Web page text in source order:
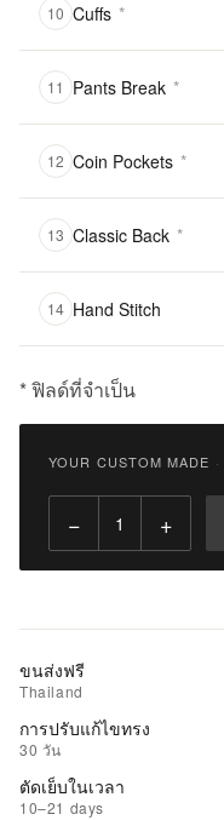
10 Cuffs *
11 Pants Break *
12 Coin Pockets *
13 Classic Back *
14 Hand Stitch
* ฟิลด์ที่จำเป็น
฿
Qty:
ไป
รถ
เข็น
รายการ
ที่
ชอบ
YOUR CUSTOM MADE ·
− +
ขนส่งฟรี
Thailand
การปรับแก้ไขทรง
30 วัน
ตัดเย็บในเวลา
10–21 days